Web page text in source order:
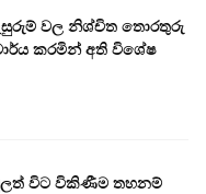
වල නිශ්චිත තොරතුරු
කරමින් අති විශේෂ
විට විකිණීම තහනම්